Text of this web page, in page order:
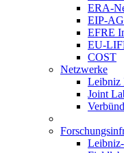
ERA-
EIP-
EFRE
EU-
COST
Netzwerke
Leibniz
Joint